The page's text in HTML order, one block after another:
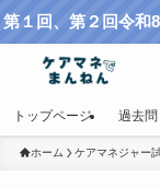
第１回、第２回令和
トップページ 過去
ホーム ケアマネジャー